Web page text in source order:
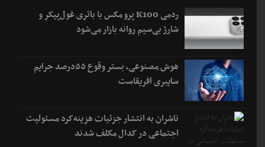
ردمی K100 پرو مکس با باتری غول‌پیکر و
شارژ بی‌سیم روانه بازار می‌شود
هوش مصنوعی، بستر وقوع ۵۵درصد جرایم
سایبری آفریقاست
ناشران به انتشار جزئیات هزینه‌کرد مسئولیت
اجتماعی در کدال مکلف شدند